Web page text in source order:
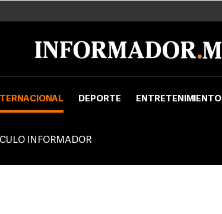
DEPORTE ENTRETENIMIENTO
INFORMADOR